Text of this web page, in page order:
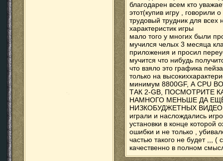
благодарен всем кто
этот(купив игру ,
трудовый трудник для
характеристик игры
мало того у многих были
мучился челых 3 месяца
приложения и просил
мучится что нибудь
что взяло это графика
только на
минимум 8800GF, А
ТАК 2-GB, ПОСМОТРИТЕ
НАМНОГО МЕНЬШЕ ДА
НИЗКОБУДЖЕТНЫХ ВИДЕО
играли и наслождались
установки в конце
ошибки и не только ,
частью такого не будет ,,, (
качественно в полном